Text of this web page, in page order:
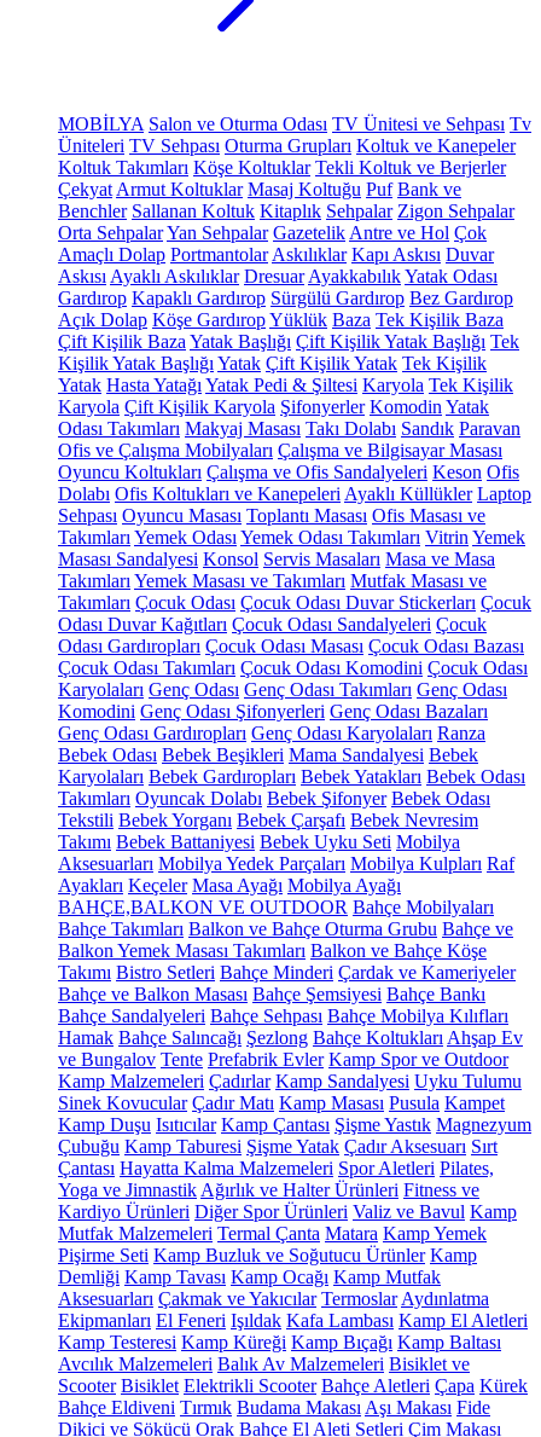
MOBİLYA Salon ve Oturma Odası TV Ünitesi ve Sehpası Tv
Üniteleri TV Sehpası Oturma Grupları Koltuk ve Kanepeler
Koltuk Takımları Köşe Koltuklar Tekli Koltuk ve Berjerler
Çekyat Armut Koltuklar Masaj Koltuğu Puf Bank ve
Benchler Sallanan Koltuk Kitaplık Sehpalar Zigon Sehpalar
Orta SehpalarYan Sehpalar Gazetelik Antre ve Hol Çok
Amaçlı Dolap Portmantolar Askılıklar Kapı Askısı Duvar
Askısı Ayaklı Askılıklar Dresuar AyakkabılıkYatak Odası
Gardırop Kapaklı Gardırop Sürgülü Gardırop Bez Gardırop
Açık Dolap Köşe GardıropYüklük Baza Tek Kişilik Baza
Çift Kişilik Baza Yatak Başlığı Çift Kişilik Yatak Başlığı Tek
Kişilik Yatak Başlığı Yatak Çift Kişilik Yatak Tek Kişilik
Yatak Hasta Yatağı Yatak Pedi & Şiltesi Karyola Tek Kişilik
Karyola Çift Kişilik Karyola Şifonyerler Komodin Yatak
Odası Takımları Makyaj Masası Takı Dolabı Sandık Paravan
Ofis ve Çalışma Mobilyaları Çalışma ve Bilgisayar Masası
Oyuncu Koltukları Çalışma ve Ofis Sandalyeleri Keson Ofis
Dolabı Ofis Koltukları ve Kanepeleri Ayaklı Küllükler Laptop
Sehpası Oyuncu Masası Toplantı Masası Ofis Masası ve
Takımları Yemek Odası Yemek Odası Takımları Vitrin Yemek
Masası Sandalyesi Konsol Servis Masaları Masa ve Masa
Takımları Yemek Masası ve Takımları Mutfak Masası ve
Takımları Çocuk Odası Çocuk Odası Duvar Stickerları Çocuk
Odası Duvar Kağıtları Çocuk Odası Sandalyeleri Çocuk
Odası Gardıropları Çocuk Odası Masası Çocuk Odası Bazası
Çocuk Odası Takımları Çocuk Odası Komodini Çocuk Odası
Karyolaları Genç Odası Genç Odası Takımları Genç Odası
Komodini Genç Odası Şifonyerleri Genç Odası Bazaları
Genç Odası Gardıropları Genç Odası Karyolaları Ranza
Bebek Odası Bebek Beşikleri Mama Sandalyesi Bebek
Karyolaları Bebek Gardıropları Bebek Yatakları Bebek Odası
Takımları Oyuncak Dolabı Bebek Şifonyer Bebek Odası
Tekstili Bebek Yorganı Bebek Çarşafı Bebek Nevresim
Takımı Bebek Battaniyesi Bebek Uyku Seti Mobilya
Aksesuarları Mobilya Yedek Parçaları Mobilya Kulpları Raf
Ayakları Keçeler Masa Ayağı Mobilya Ayağı
BAHÇE,BALKON VE OUTDOOR Bahçe Mobilyaları
Bahçe Takımları Balkon ve Bahçe Oturma Grubu Bahçe ve
Balkon Yemek Masası Takımları Balkon ve Bahçe Köşe
Takımı Bistro Setleri Bahçe Minderi Çardak ve Kameriyeler
Bahçe ve Balkon Masası Bahçe Şemsiyesi Bahçe Bankı
Bahçe Sandalyeleri Bahçe Sehpası Bahçe Mobilya Kılıfları
Hamak Bahçe Salıncağı Şezlong Bahçe Koltukları Ahşap Ev
ve Bungalov Tente Prefabrik Evler Kamp Spor ve Outdoor
Kamp Malzemeleri Çadırlar Kamp Sandalyesi Uyku Tulumu
Sinek Kovucular Çadır Matı Kamp Masası Pusula Kampet
Kamp Duşu Isıtıcılar Kamp Çantası Şişme Yastık Magnezyum
Çubuğu Kamp Taburesi Şişme Yatak Çadır Aksesuarı Sırt
Çantası Hayatta Kalma Malzemeleri Spor Aletleri Pilates,
Yoga ve Jimnastik Ağırlık ve Halter Ürünleri Fitness ve
Kardiyo Ürünleri Diğer Spor Ürünleri Valiz ve Bavul Kamp
Mutfak Malzemeleri Termal Çanta Matara Kamp Yemek
Pişirme Seti Kamp Buzluk ve Soğutucu Ürünler Kamp
Demliği Kamp Tavası Kamp Ocağı Kamp Mutfak
Aksesuarları Çakmak ve Yakıcılar Termoslar Aydınlatma
Ekipmanları El Feneri Işıldak Kafa Lambası Kamp El Aletleri
Kamp Testeresi Kamp Küreği Kamp Bıçağı Kamp Baltası
Avcılık Malzemeleri Balık Av Malzemeleri Bisiklet ve
Scooter Bisiklet Elektrikli Scooter Bahçe Aletleri Çapa Kürek
Bahçe Eldiveni Tırmık Budama Makası Aşı Makası Fide
Dikici ve Sökücü Orak Bahçe El Aleti Setleri Çim Makası